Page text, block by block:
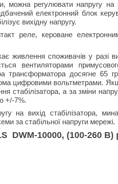
можна регулювати напругу
електронний блок
вихідну напругу.
реле, кероване
живлення споживачів у разі
вентиляторами
досягне 65
цифровими вольтметрами.
стабілізатора, а за зміни
+/-7%.
на вихід стабілізатора,
за стабільної напруги мережі.
DWM-10000, (100-260 В)